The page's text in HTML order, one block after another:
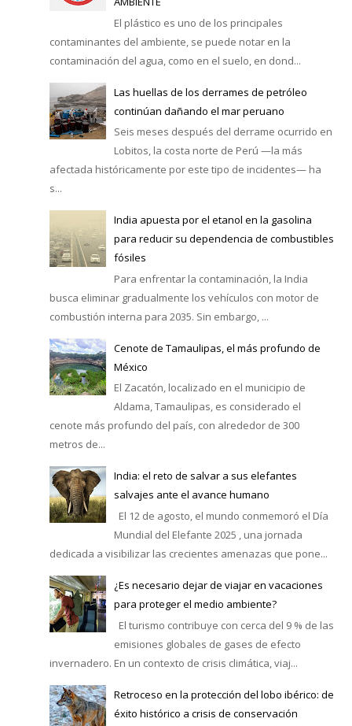
El plástico es uno de los principales
contaminantes del ambiente, se puede notar en la
contaminación del agua, como en el suelo, en dond...
Las huellas de los derrames de petróleo
continúan dañando el mar peruano
Seis meses después del derrame ocurrido en
Lobitos, la costa norte de Perú —la más
afectada históricamente por este tipo de incidentes— ha
s...
India apuesta por el etanol en la gasolina
para reducir su dependencia de combustibles
fósiles
Para enfrentar la contaminación, la India
busca eliminar gradualmente los vehículos con motor de
combustión interna para 2035. Sin embargo, ...
Cenote de Tamaulipas, el más profundo de
México
El Zacatón, localizado en el municipio de
Aldama, Tamaulipas, es considerado el
cenote más profundo del país, con alrededor de 300
metros de...
India: el reto de salvar a sus elefantes
salvajes ante el avance humano
El 12 de agosto, el mundo conmemoró el Día
Mundial del Elefante 2025 , una jornada
dedicada a visibilizar las crecientes amenazas que pone...
¿Es necesario dejar de viajar en vacaciones
para proteger el medio ambiente?
El turismo contribuye con cerca del 9 % de las
emisiones globales de gases de efecto
invernadero. En un contexto de crisis climática, viaj...
Retroceso en la protección del lobo ibérico: de
éxito histórico a crisis de conservación